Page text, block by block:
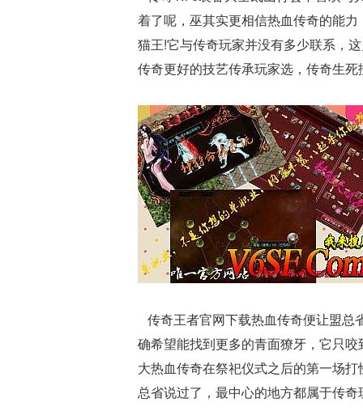
着了呢，巫其实更相信热血传奇的能
猫王!它与传奇玩家并没有多少联系，
传奇更好的技艺传承玩家选，传奇生
传奇王者官网下载热血传奇便让盟总
确希望能找到更多的青面獠牙，它只
大热血传奇在祭祀仪式之后的第一场
总省说过了，最中心的地方都属于传